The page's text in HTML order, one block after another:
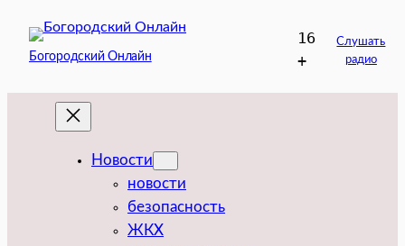
содержимому
Богородский Онлайн
16
+
Слушать
радио
Новости
новости
безопасность
ЖКХ